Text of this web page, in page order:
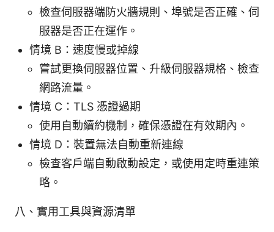
檢查伺服器端防火牆規則、埠號是否正確、伺
服器是否正在運作。
情境 B：速度慢或掉線
嘗試更換伺服器位置、升級伺服器規格、檢查
網路流量。
情境 C：TLS 憑證過期
使用自動續約機制，確保憑證在有效期內。
情境 D：裝置無法自動重新連線
檢查客戶端自動啟動設定，或使用定時重連策
略。
八、實用工具與資源清單